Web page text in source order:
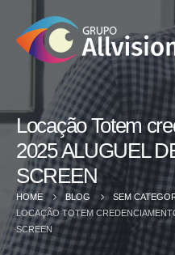
Locação Totem
2025 ALUGUEL
SCREEN
HOME BLOG
SEM
LOCAÇÃO TOTEM
SCREEN